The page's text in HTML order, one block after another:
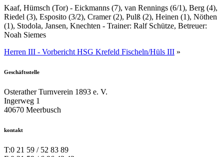
Kaaf, Hümsch (Tor) - Eickmanns (7), van Rennings (6/1), Berg (4),
Riedel (3), Esposito (3/2), Cramer (2), Pulß (2), Heinen (1), Nöthen
(1), Stodola, Jansen, Knechten - Trainer: Ralf Schütze, Betreuer:
Noah Siemes
Herren III - Vorbericht HSG Krefeld Fischeln/Hüls III »
Geschäftsstelle
Osterather Turnverein 1893 e. V.
Ingerweg 1
40670 Meerbusch
kontakt
T:0 21 59 / 52 83 89